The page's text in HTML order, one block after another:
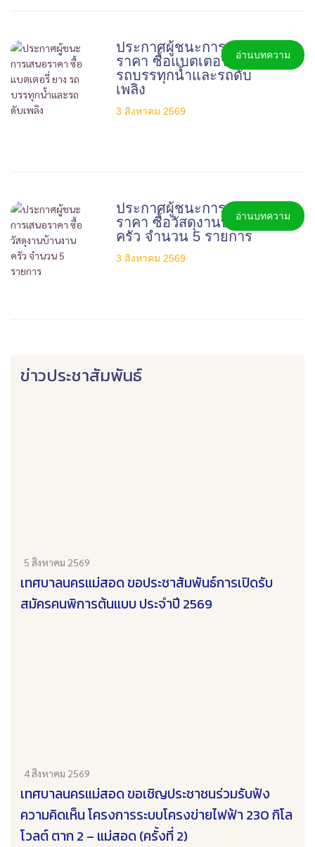
ประกาศผู้ชนะการเสนอ
ราคา ซื้อแบตเตอรี่ ยาง
รถบรรทุกน้ำและรถดับ
เพลิง
3 สิงหาคม 2569
อ่านบทความ
ประกาศผู้ชนะการเสนอ
ราคา ซื้อวัสดุงานบ้านงาน
ครัว จำนวน 5 รายการ
3 สิงหาคม 2569
อ่านบทความ
ข่าวประชาสัมพันธ์
5 สิงหาคม 2569
เทศบาลนครแม่สอด ขอประชาสัมพันธ์การเปิดรับ
สมัครคนพิการต้นแบบ ประจำปี 2569
4 สิงหาคม 2569
เทศบาลนครแม่สอด ขอเชิญประชาชนร่วมรับฟัง
ความคิดเห็น โครงการระบบโครงข่ายไฟฟ้า 230 กิโล
โวลต์ ตาก 2 – แม่สอด (ครั้งที่ 2)